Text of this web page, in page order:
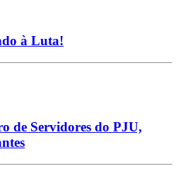
à Luta!
de Servidores do PJU,